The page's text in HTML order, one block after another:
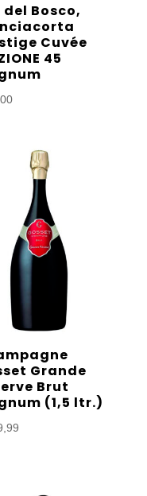
del Bosco,
Cuvée
45
Grande
Brut
(1,5 ltr.)